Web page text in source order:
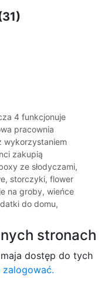
4 funkcjonuje
pracownia
wykorzystaniem
zakupią
ze słodyczami,
storczyki, flower
na groby, wieńce
do domu,
stronach
dostęp do tych
zalogować.